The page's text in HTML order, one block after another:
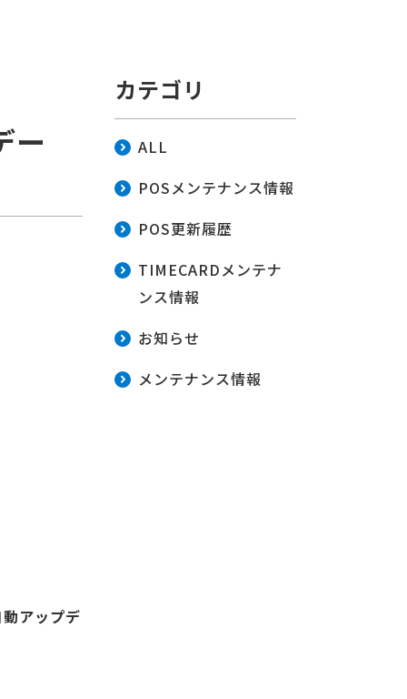
ー
アップデ
カテゴリ
ALL
POSメンテナンス情報
POS更新履歴
TIMECARDメンテナ
ンス情報
お知らせ
メンテナンス情報